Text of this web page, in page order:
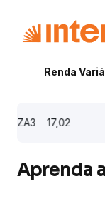
Renda
17,02
Aprenda